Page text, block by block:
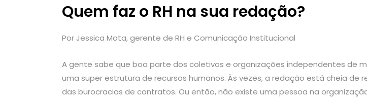
Quem faz o RH na sua redação?
Por Jessica Mota, gerente de RH e Comunicação Institucional
A gente sabe que boa parte dos coletivos e organizações independentes de
uma super estrutura de recursos humanos. Às vezes, a redação está cheia
das burocracias de contratos. Ou então, não existe uma pessoa na